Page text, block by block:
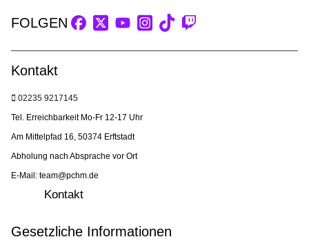
FOLGEN
Kontakt
02235 9217145
Tel. Erreichbarkeit Mo-Fr 12-17 Uhr
Am Mittelpfad 16, 50374 Erftstadt
Abholung nach Absprache vor Ort
E-Mail: team@pchm.de
Kontakt
Gesetzliche Informationen